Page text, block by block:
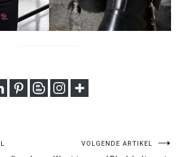
VOLGENDE ARTIKEL